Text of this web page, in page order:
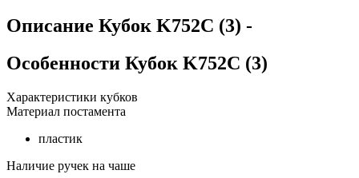
Описание Кубок K752C (3) -
Особенности Кубок K752C (3)
Характеристики кубков
Материал постамента
пластик
Наличие ручек на чаше